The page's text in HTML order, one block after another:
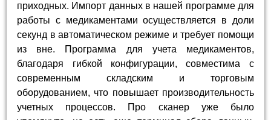
приходных. Импорт данных в нашей программе для
работы с медикаментами осуществляется в доли
секунд в автоматическом режиме и требует помощи
из вне. Программа для учета медикаментов,
благодаря гибкой конфигурации, совместима с
современным складским и торговым
оборудованием, что повышает производительность
учетных процессов. Про сканер уже было